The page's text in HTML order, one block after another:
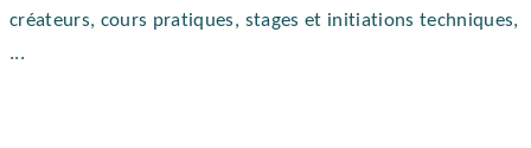
créateurs, cours pratiques, stages et initiations techniques,
...